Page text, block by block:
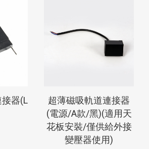
器(L
超薄磁吸軌道連接器
(電源/A款/黑)(適用天
花板安裝/僅供給外接
變壓器使用)